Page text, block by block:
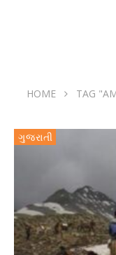
HOME TAG
ગુજરાતી